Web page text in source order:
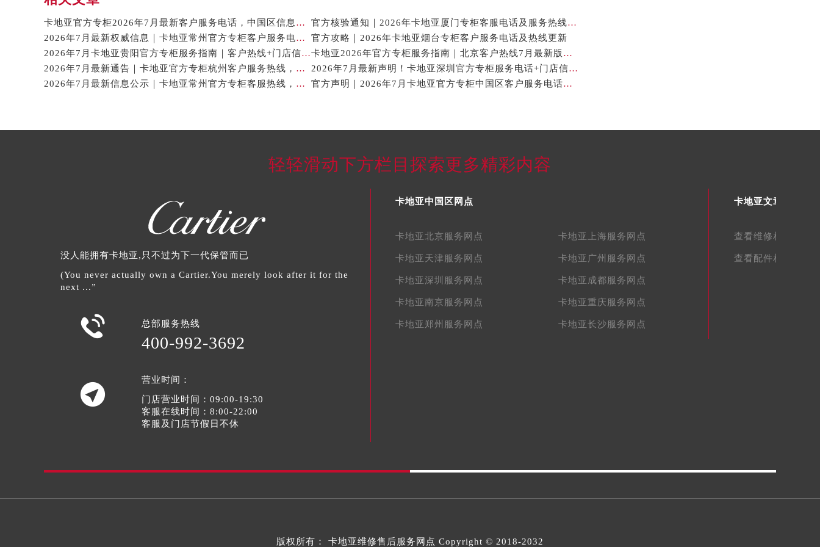
卡地亚官方专柜2026年7月最新客户服务电话，中国区信息权威发布
官方核验通知｜2026年卡地亚厦门专柜客服电话及服务热线7月最新版
2026年7月最新权威信息｜卡地亚常州官方专柜客户服务电话公告
官方攻略｜2026年卡地亚烟台专柜客户服务电话及热线更新
2026年7月卡地亚贵阳官方专柜服务指南｜客户热线+门店信息+服务电话
卡地亚2026年官方专柜服务指南｜北京客户热线7月最新版，一篇搞定
2026年7月最新通告｜卡地亚官方专柜杭州客户服务热线，专柜信息整合版
2026年7月最新声明！卡地亚深圳官方专柜服务电话+门店信息全面核验
2026年7月最新信息公示｜卡地亚常州官方专柜客服热线，权威核验攻略
官方声明｜2026年7月卡地亚官方专柜中国区客户服务电话及门店核验
轻轻滑动下方栏目探索更多精彩内容
没人能拥有卡地亚,只不过为下一代保管而已
(You never actually own a Cartier.You merely look after it for the
next ...”
 总部服务热线
400-992-3692

营业时间：
门店营业时间：09:00-19:30
客服在线时间：8:00-22:00
客服及门店节假日不休
卡地亚中国区网点
卡地亚北京服务网点 卡地亚上海服务网点
卡地亚天津服务网点 卡地亚广州服务网点
卡地亚深圳服务网点 卡地亚成都服务网点
卡地亚南京服务网点 卡地亚重庆服务网点
卡地亚郑州服务网点 卡地亚长沙服务网点
卡地亚文章库
查看维修相关文章
查看配件相关文章
版权所有： 卡地亚维修售后服务网点 Copyright © 2018-2032